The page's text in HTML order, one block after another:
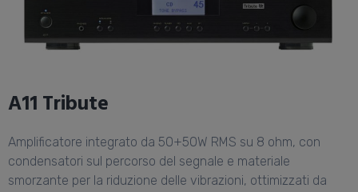
A11 Tribute
Amplificatore integrato da 50+50W RMS su 8 ohm, con
condensatori sul percorso del segnale e materiale
smorzante per la riduzione delle vibrazioni, ottimizzati da